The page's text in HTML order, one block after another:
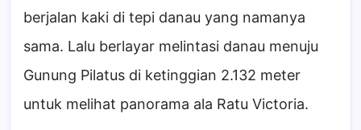
berjalan kaki di tepi danau yang namanya
sama. Lalu berlayar melintasi danau menuju
Gunung Pilatus di ketinggian 2.132 meter
untuk melihat panorama ala Ratu Victoria.